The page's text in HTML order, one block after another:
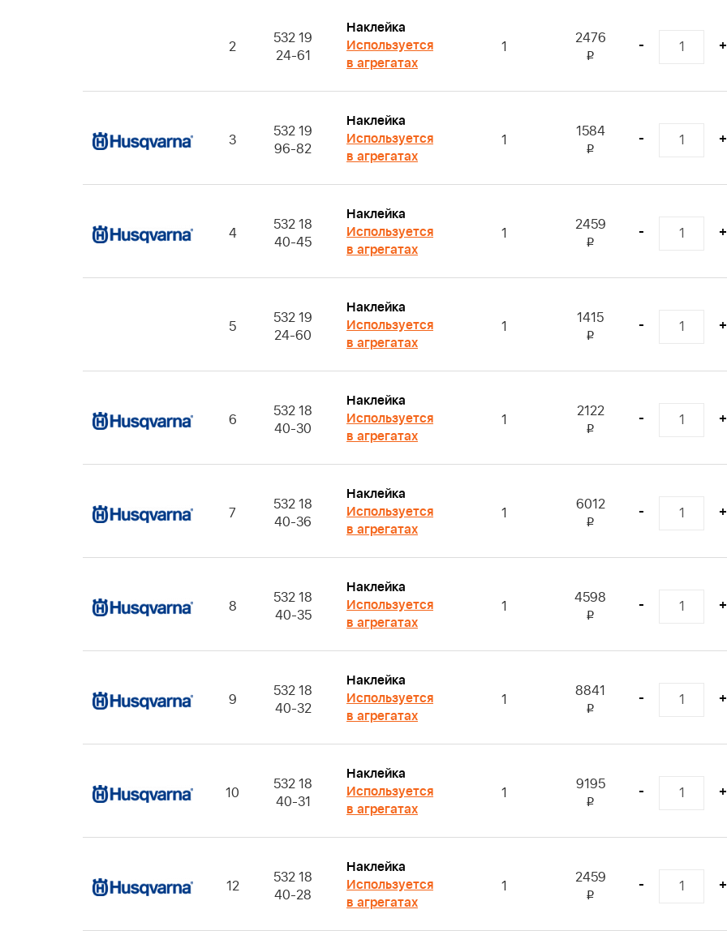
2
532 19
24-61
Наклейка
Используется
в агрегатах
1 2476
i
- +
3
532 19
96-82
Наклейка
Используется
в агрегатах
1 1584
i
- +
4
532 18
40-45
Наклейка
Используется
в агрегатах
1 2459
i
- +
5
532 19
24-60
Наклейка
Используется
в агрегатах
1 1415
i
- +
6
532 18
40-30
Наклейка
Используется
в агрегатах
1 2122
i
- +
7
532 18
40-36
Наклейка
Используется
в агрегатах
1 6012
i
- +
8
532 18
40-35
Наклейка
Используется
в агрегатах
1 4598
i
- +
9
532 18
40-32
Наклейка
Используется
в агрегатах
1 8841
i
- +
10
532 18
40-31
Наклейка
Используется
в агрегатах
1 9195
i
- +
12
532 18
40-28
Наклейка
Используется
в агрегатах
1 2459
i
- +